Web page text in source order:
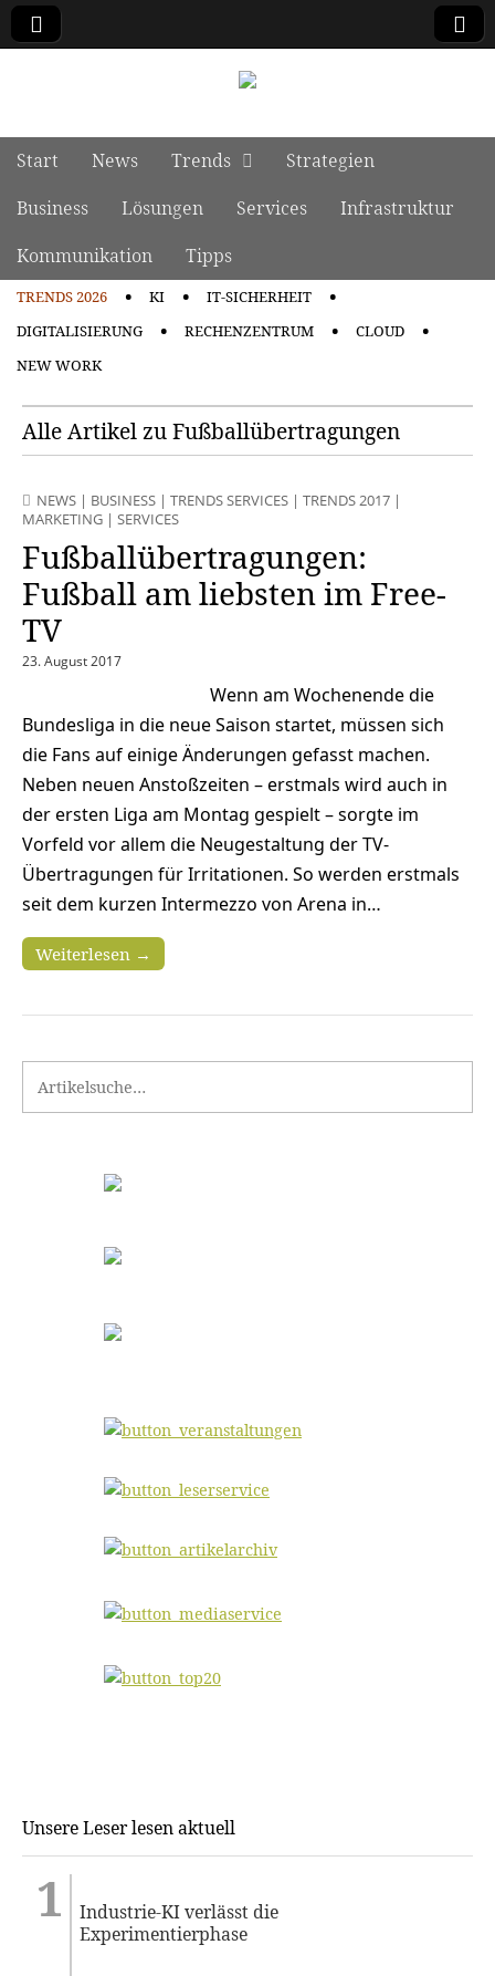
Main menu
Skip to content
Start News Trends
Strategien
Business
Lösungen Services
Infrastruktur
Kommunikation
Tipps
TRENDS 2026 KI
IT-SICHERHEIT
DIGITALISIERUNG
RECHENZENTRUM
CLOUD
NEW WORK
Alle Artikel zu Fußballübertragungen
NEWS | BUSINESS | TRENDS SERVICES | TRENDS 2017 |
MARKETING | SERVICES
Fußballübertragungen:
Fußball am liebsten im Free-
TV
23. August 2017
Wenn am Wochenende die
Bundesliga in die neue Saison startet, müssen sich
die Fans auf einige Änderungen gefasst machen.
Neben neuen Anstoßzeiten – erstmals wird auch in
der ersten Liga am Montag gespielt – sorgte im
Vorfeld vor allem die Neugestaltung der TV-
Übertragungen für Irritationen. So werden erstmals
seit dem kurzen Intermezzo von Arena in…
Weiterlesen →
Unsere Leser lesen aktuell
Industrie-KI verlässt die
Experimentierphase